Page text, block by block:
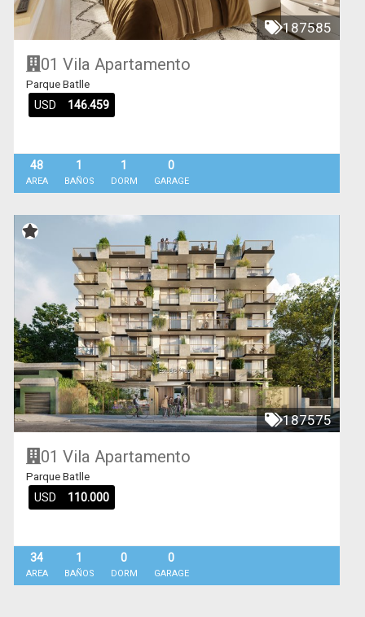
187585
01 Vila Apartamento
Parque Batlle
USD 146.459
48
AREA
1
BAÑOS
1
DORM
0
GARAGE
187575
01 Vila Apartamento
Parque Batlle
USD 110.000
34
AREA
1
BAÑOS
0
DORM
0
GARAGE